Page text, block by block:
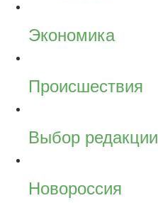
Экономика
Происшествия
Выбор редакции
Новороссия